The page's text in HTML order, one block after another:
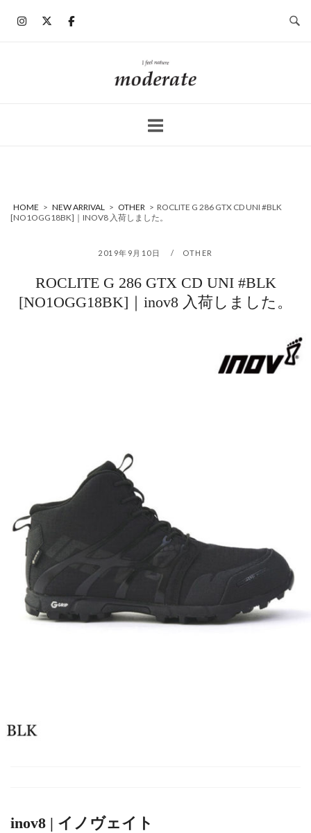
ホ
ー
HOME > NEW ARRIVAL > OTHER > ROCLITE G 286 GTX CD UNI #BLK
[NO1OGG18BK]｜INOV8 入荷しました。
2019年9月10日 OTHER
ROCLITE G 286 GTX CD UNI #BLK
[NO1OGG18BK]｜inov8 入荷しました。
inov8 | イノヴェイト